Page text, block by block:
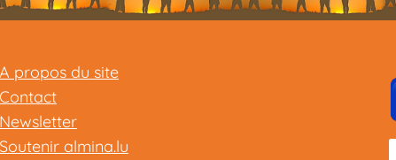
A propos du site
Contact
Newsletter
Soutenir almina.lu